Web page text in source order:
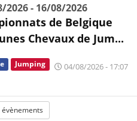
2026- 16/08/2026
de Belgique
Chevaux de Jum...
Jumping 04/08/2026 - 17:07